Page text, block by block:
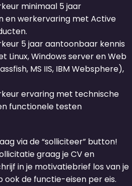
minimaal 5 jaar
en werkervaring met Active
5 jaar aantoonbaar kennis
Linux, Windows server en Web
MS IIS, IBM Websphere),
ervaring met technische
functionele testen
via de “solliciteer” button!
graag je CV en
in je motivatiebrief los van je
de functie-eisen per eis.